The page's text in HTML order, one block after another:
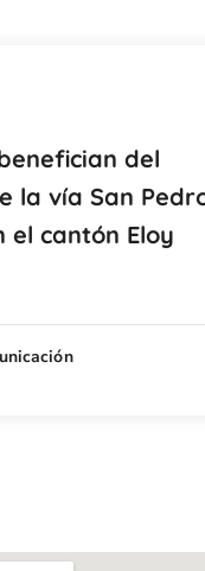
del
la vía San
el cantón Eloy